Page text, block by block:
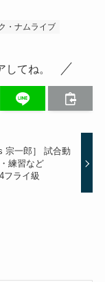
・ナムライブ
てね。
宗一郎］ 試合動
練習など
フライ級